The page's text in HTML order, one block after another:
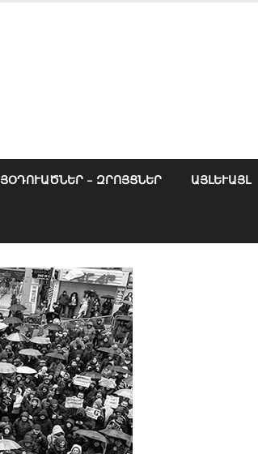
ՅՕԴՈՒԱԾՆԵՐ – ԶՐՈՅՑՆԵՐ ԱՅԼԵՒԱՅԼ